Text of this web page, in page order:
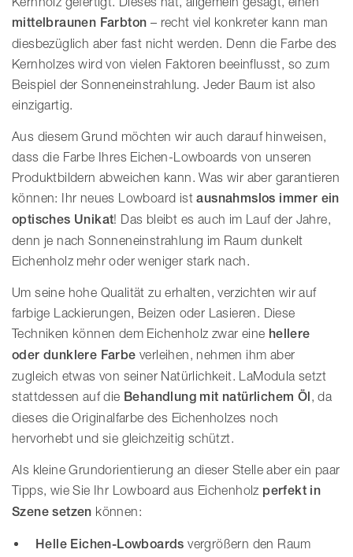
mittelbraunen Farbton – recht viel konkreter kann man
diesbezüglich aber fast nicht werden. Denn die Farbe des
Kernholzes wird von vielen Faktoren beeinflusst, so zum
Beispiel der Sonneneinstrahlung. Jeder Baum ist also
einzigartig.
Aus diesem Grund möchten wir auch darauf hinweisen,
dass die Farbe Ihres Eichen-Lowboards von unseren
Produktbildern abweichen kann. Was wir aber garantieren
können: Ihr neues Lowboard istausnahmslos immer ein
optisches Unikat! Das bleibt es auch im Lauf der Jahre,
denn je nach Sonneneinstrahlung im Raum dunkelt
Eichenholz mehr oder weniger stark nach.
Um seine hohe Qualität zu erhalten, verzichten wir auf
farbige Lackierungen, Beizen oder Lasieren. Diese
Techniken können dem Eichenholz zwar eine hellere
oder dunklere Farbe verleihen, nehmen ihm aber
zugleich etwas von seiner Natürlichkeit. LaModula setzt
stattdessen auf die Behandlung mit natürlichem Öl , da
dieses die Originalfarbe des Eichenholzes noch
hervorhebt und sie gleichzeitig schützt.
Als kleine Grundorientierung an dieser Stelle aber ein paar
Tipps, wie Sie Ihr Lowboard aus Eichenholz perfekt in
Szene setzen können:
Helle Eichen-Lowboards vergrößern den Raum